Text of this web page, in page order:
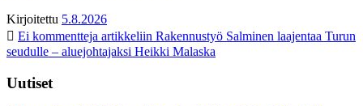
Kirjoitettu 5.8.2026
Ei kommentteja artikkeliin Rakennustyö Salminen laajentaa Turun
seudulle – aluejohtajaksi Heikki Malaska
Uutiset